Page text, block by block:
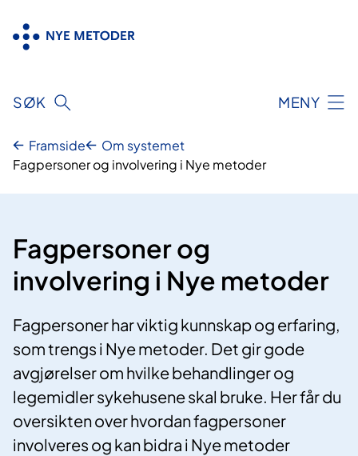
innhold
SØK MENY
Framside
Om systemet
Fagpersoner og involvering i Nye metoder
Fagpersoner og
involvering i Nye metoder
Fagpersoner har viktig kunnskap og erfaring,
som trengs i Nye metoder. Det gir gode
avgjørelser om hvilke behandlinger og
legemidler sykehusene skal bruke. Her får du
oversikten over hvordan fagpersoner
involveres og kan bidra i Nye metoder